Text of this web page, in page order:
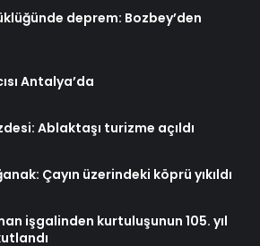
deprem: Bozbey’den
Antalya’da
Ablaktaşı turizme açıldı
Çayın üzerindeki köprü yıkıldı
işgalinden kurtuluşunun 105. yıl